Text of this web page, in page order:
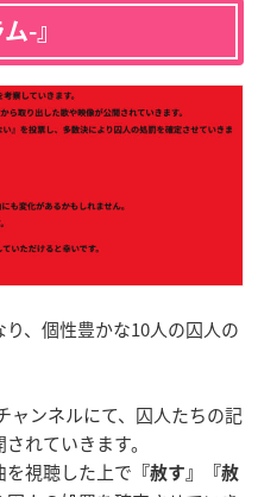
-』
、個性豊かな10人の囚人の
ャンネルにて、囚人たちの記
れていきます。
視聴した上で 『赦す』『赦